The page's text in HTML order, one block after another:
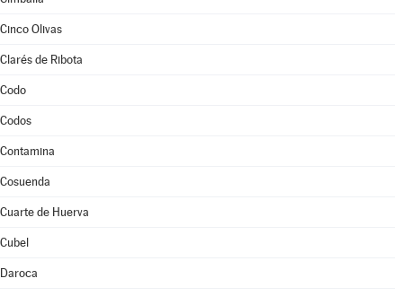
Cinco Olivas
Clarés de Ribota
Codo
Codos
Contamina
Cosuenda
Cuarte de Huerva
Cubel
Daroca